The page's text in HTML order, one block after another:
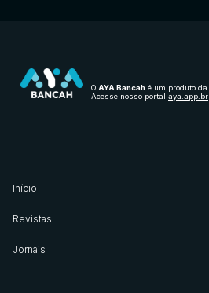
O AYA Bancah é um produto da
Acesse nosso portal aya.app.br
Início
Revistas
Jornais